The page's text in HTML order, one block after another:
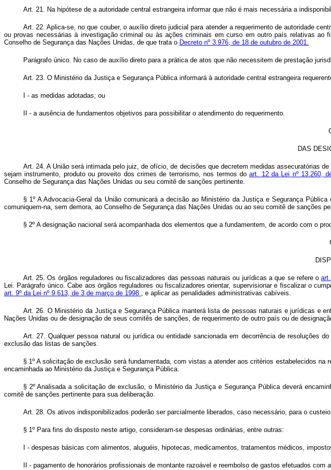
Art. 21. Na hipótese de a autoridade central estrangeira informar que não é mais necessária a
Art. 22. Aplica-se, no que couber, o auxílio direto judicial para atender a requerimento de autoridade
ou provas necessárias à investigação criminal ou às ações criminais em curso em outro país relativas
Conselho de Segurança das Nações Unidas, de que trata o Decreto nº 3.976, de 18 de outubro de 2001.
Parágrafo único. No caso de auxílio direto para a prática de atos que não necessitem de prestação
Art. 23. O Ministério da Justiça e Segurança Pública informará à autoridade central estrangeira
I - as medidas adotadas; ou
II - a ausência de fundamentos objetivos para possibilitar o atendimento do requerimento.
DAS
Art. 24. A União será intimada pelo juiz, de ofício, de decisões que decretem medidas assecuratórias
sejam instrumento, produto ou proveito dos crimes de terrorismo, nos termos doart. 12 da Lei nº 13.260,
Conselho de Segurança das Nações Unidas ou seu comitê de sanções pertinente.
§ 1º A Advocacia-Geral da União comunicará a decisão ao Ministério da Justiça e Segurança
comuniquem-na, sem demora, ao Conselho de Segurança das Nações Unidas ou ao seu comitê de sanções
§ 2º A designação nacional será acompanhada dos elementos que a fundamentem, de acordo com o
Art. 25. Os órgãos reguladores ou fiscalizadores das pessoas naturais ou jurídicas a que se refere o
Lei. Parágrafo único. Cabe aos órgãos reguladores ou fiscalizadores orientar, supervisionar e fiscalizar o
art. 9º da Lei nº 9.613, de 3 de março de 1998 , e aplicar as penalidades administrativas cabíveis.
Art. 26. O Ministério da Justiça e Segurança Pública manterá lista de pessoas naturais e jurídicas e
Nações Unidas ou de designação de seus comitês de sanções, de requerimento de outro país ou de
Art. 27. Qualquer pessoa natural ou jurídica ou entidade sancionada em decorrência de resoluções
exclusão das listas de sanções.
§ 1º A solicitação de exclusão será fundamentada, com vistas a atender aos critérios estabelecidos
encaminhada ao Ministério da Justiça e Segurança Pública.
§ 2º Analisada a solicitação de exclusão, o Ministério da Justiça e Segurança Pública deverá
comitê de sanções pertinente para sua deliberação.
Art. 28. Os ativos indisponibilizados poderão ser parcialmente liberados, caso necessário, para o
§ 1º Para fins do disposto neste artigo, consideram-se despesas ordinárias, entre outras:
I - despesas básicas com alimentos, aluguéis, hipotecas, medicamentos, tratamentos médicos,
II - pagamento de honorários profissionais de montante razoável e reembolso de gastos efetuados